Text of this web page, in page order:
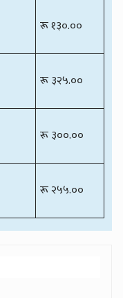
रू १३०.००
रू ३२५.००
रू ३००.००
रू २५५.००